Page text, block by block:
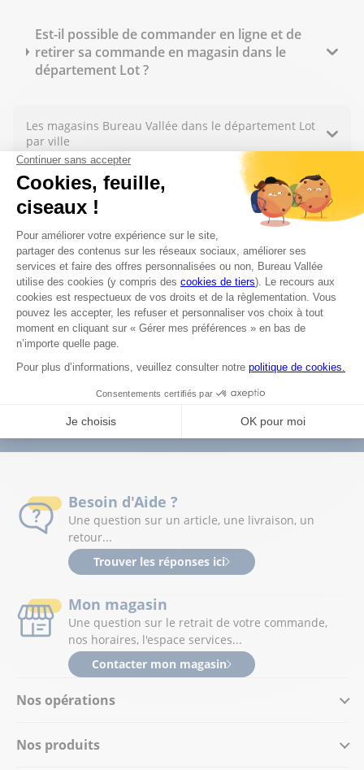
Est-il possible de commander en ligne et de
retirer sa commande en magasin dans le
département Lot ?
Les magasins Bureau Vallée dans le département Lot
par ville
Trouver un magasin Bureau Vallée
Les magasins Bureau Vallée dans le département Lot
Powered byevermaps ©
Retrait Gratuit 2H en magasin
Livraison à domicile par mon
magasin
Service après-vente dans nos
320 magasins
30 jours pour changer d'avis
Nos opérations
Nos produits
Besoin d'Aide ?
Une question sur un article, une livraison, un
retour...
Trouver les réponses ici
Mon magasin
Une question sur le retrait de votre commande,
nos horaires, l'espace services...
Contacter mon magasin